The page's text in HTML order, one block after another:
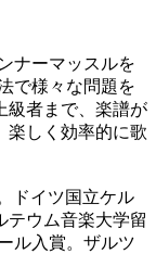
ナーマッスルを
で様々な問題を
級者まで、楽譜が
楽しく効率的に歌
ドイツ国立ケル
テウム音楽大学留
ル入賞。ザルツ